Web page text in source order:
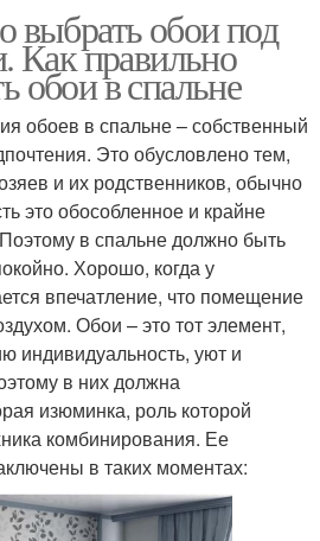
выбрать обои под
Как правильно
обои в спальне
обоев в спальне – собственный
Это обусловлено тем,
и их родственников, обычно
это обособленное и крайне
в спальне должно быть
Хорошо, когда у
впечатление, что помещение
Обои – это тот элемент,
индивидуальность, уют и
в них должна
изюминка, роль которой
комбинирования. Ее
в таких моментах: